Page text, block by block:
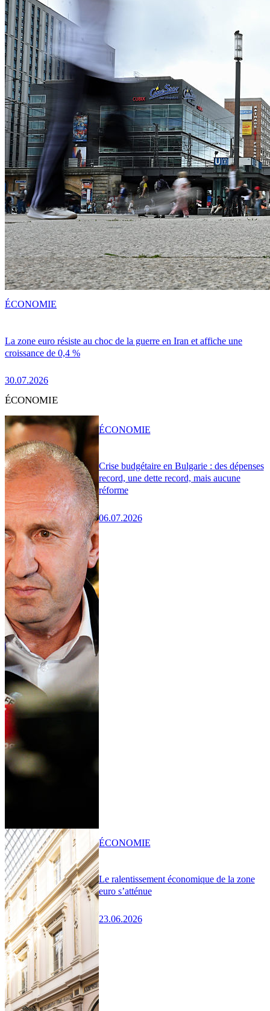
La zone euro résiste au choc de la guerre en Iran et affiche une
croissance de 0,4 %
30.07.2026
ÉCONOMIE
ÉCONOMIE
Crise budgétaire en Bulgarie : des dépenses
record, une dette record, mais aucune
réforme
06.07.2026
ÉCONOMIE
Le ralentissement économique de la zone
euro s’atténue
23.06.2026
ÉCONOMIE